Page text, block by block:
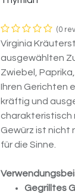
(0
Virginia
ausgewählten
Zwiebel,
Ihren Gerichten
kräftig und
charakteristisch
Gewürz ist nicht
für die Sinne.
Gegrilltes